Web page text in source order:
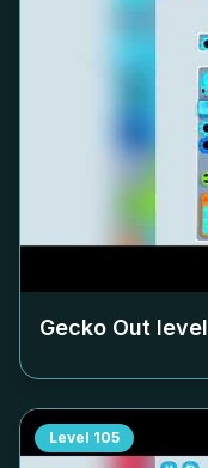
Gecko Out level
Level 105